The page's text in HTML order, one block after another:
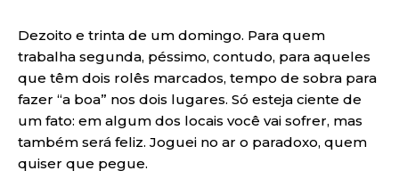
Dezoito e trinta de um domingo. Para quem
trabalha segunda, péssimo, contudo, para aqueles
que têm dois rolês marcados, tempo de sobra para
fazer “a boa” nos dois lugares. Só esteja ciente de
um fato: em algum dos locais você vai sofrer, mas
também será feliz. Joguei no ar o paradoxo, quem
quiser que pegue.